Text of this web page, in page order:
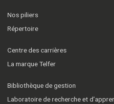
Nos piliers
Répertoire
Centre des carrières
La marque Telfer
Bibliothèque de gestion
Laboratoire de recherche et